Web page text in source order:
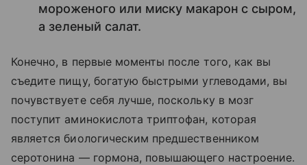
мороженого или миску макарон с сыром,
а зеленый салат.
Конечно, в первые моменты после того, как вы
съедите пищу, богатую быстрыми углеводами, вы
почувствуете себя лучше, поскольку в мозг
поступит аминокислота триптофан, которая
является биологическим предшественником
серотонина — гормона, повышающего настроение.